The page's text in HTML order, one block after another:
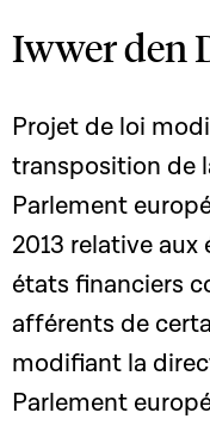
Iwwer den
Projet de loi
transposition de
Parlement
2013 relative
états financiers
afférents de
modifiant la
Parlement